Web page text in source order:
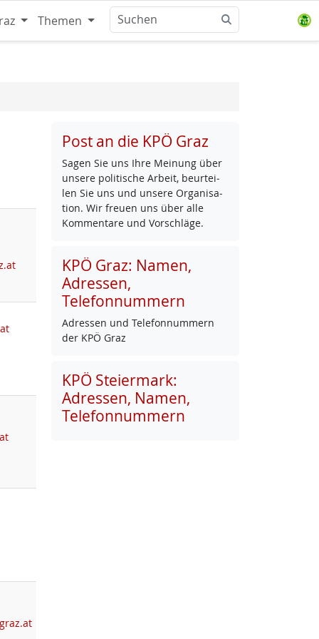
Themen
Post an die KPÖ Graz
Sa­gen Sie uns Ih­re Mei­nung über
un­se­re po­li­ti­sche Ar­beit, be­ur­tei­
len Sie uns und un­se­re Or­ga­ni­sa­
ti­on. Wir freu­en uns über al­le
Kom­men­ta­re und Vor­schlä­ge.
KPÖ Graz: Namen,
Adressen,
Telefonnummern
Adres­sen und Te­le­fon­num­mern
der KPÖ Graz
KPÖ Steiermark:
Adressen, Namen,
Telefonnummern